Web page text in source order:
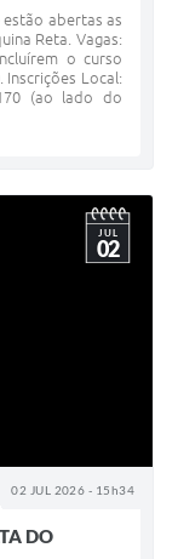
abertas as
Reta. Vagas:
o curso
Local:
(ao lado do
02 JUL 2026 - 15h34
JUL
02
DO